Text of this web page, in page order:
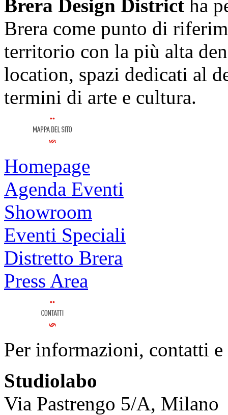
Brera Design District ha
Brera come punto di
territorio con la più alta
location, spazi dedicati al
termini di arte e cultura.
Homepage
Agenda Eventi
Showroom
Eventi Speciali
Distretto Brera
Press Area
Per informazioni, contatti e
Studiolabo
Via Pastrengo 5/A, Milano